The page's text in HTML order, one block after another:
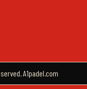
A1padel.com